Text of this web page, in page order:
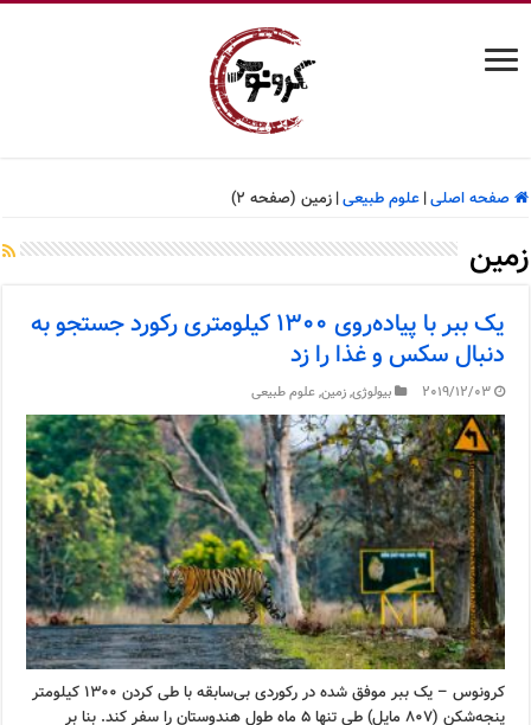
صفحه اصلی| علوم طبیعی| زمین (صفحه 2)
زمین
یک ببر با پیاده‌روی ۱۳۰۰ کیلومتری رکورد جستجو به
دنبال سکس و غذا را زد
2019/12/03 بیولوژی,زمین,علوم طبیعی
کرونوس – یک ببر موفق شده در رکوردی بی‌سابقه با طی کردن ۱۳۰۰ کیلومتر
پنجه‌شکن (۸۰۷ مایل) طی تنها ۵ ماه طول هندوستان را سفر کند. بنا بر